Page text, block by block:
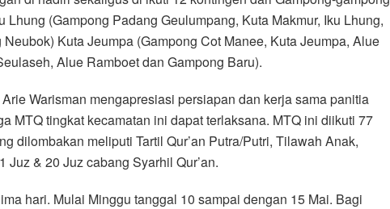
(Gampong Padang Geulumpang, Kuta Makmur, Iku Lhung,
Kuta Jeumpa (Gampong Cot Manee, Kuta Jeumpa, Alue
Alue Ramboet dan Gampong Baru).
Warisman mengapresiasi persiapan dan kerja sama panitia
MTQ tingkat kecamatan ini dapat terlaksana. MTQ ini diikuti 77
dilombakan meliputi Tartil Qur’an Putra/Putri, Tilawah Anak,
Juz & 20 Juz cabang Syarhil Qur’an.
hari. Mulai Minggu tanggal 10 sampai dengan 15 Mai. Bagi